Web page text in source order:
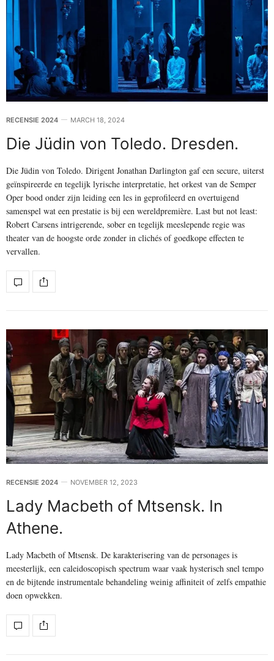
RECENSIE 2024 MARCH 18, 2024
Die Jüdin von Toledo. Dresden.
Die Jüdin von Toledo. Dirigent Jonathan Darlington gaf een secure, uiterst
geïnspireerde en tegelijk lyrische interpretatie, het orkest van de Semper
Oper bood onder zijn leiding een les in geprofileerd en overtuigend
samenspel wat een prestatie is bij een wereldpremière. Last but not least:
Robert Carsens intrigerende, sober en tegelijk meeslepende regie was
theater van de hoogste orde zonder in clichés of goedkope effecten te
vervallen.
RECENSIE 2024 NOVEMBER 12, 2023
Lady Macbeth of Mtsensk. In
Athene.
Lady Macbeth of Mtsensk. De karakterisering van de personages is
meesterlijk, een caleidoscopisch spectrum waar vaak hysterisch snel tempo
en de bijtende instrumentale behandeling weinig affiniteit of zelfs empathie
doen opwekken.